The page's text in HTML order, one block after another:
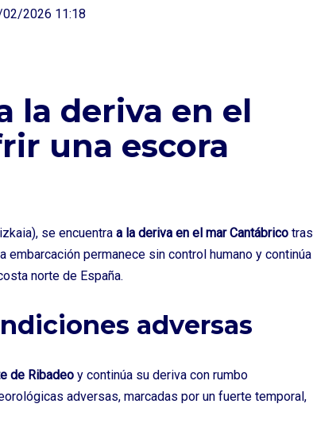
2026 11:18
la deriva en el
una escora
se encuentra a la deriva en el mar Cantábrico tras
permanece sin control humano y continúa
norte de España.
adversas
de Ribadeo y continúa su deriva con rumbo
adversas, marcadas por un fuerte temporal,